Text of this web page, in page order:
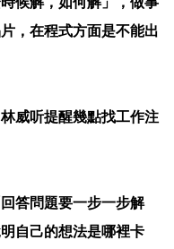
，在程式方面是不能出
威听提醒幾點找工作注
答問題要一步一步解
自己的想法是哪裡卡